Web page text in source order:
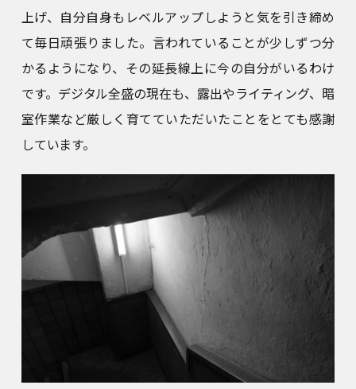
上げ、自分自身もレベルアップしようと気を引き締め
て毎日頑張りました。言われていることが少しずつ分
かるようになり、その延長線上に今の自分がいるわけ
です。デジタル全盛の現在も、露出やライティング、暗
室作業など厳しく育てていただいたことをとても感謝
しています。